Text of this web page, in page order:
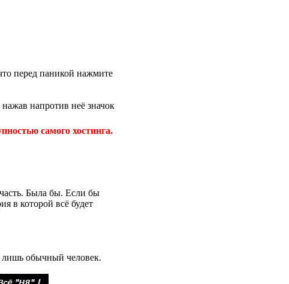
перед паникой нажмите
напротив неё значок
самого хостинга.
Была бы. Если бы
в которой всё будет
лишь обычный человек.